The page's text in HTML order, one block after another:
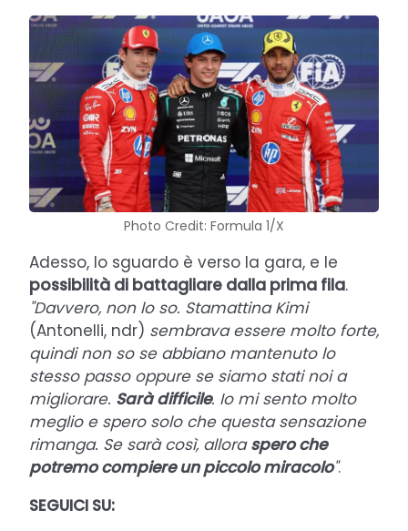
Photo Credit: Formula 1/X
Adesso, lo sguardo è verso la gara, e le
possibilità di battagliare dalla prima fila.
"Davvero, non lo so. Stamattina Kimi
(Antonelli, ndr) sembrava essere molto forte,
quindi non so se abbiano mantenuto lo
stesso passo oppure se siamo stati noi a
migliorare. Sarà difficile. Io mi sento molto
meglio e spero solo che questa sensazione
rimanga. Se sarà così, alloraspero che
potremo compiere un piccolo miracolo".
SEGUICI SU: